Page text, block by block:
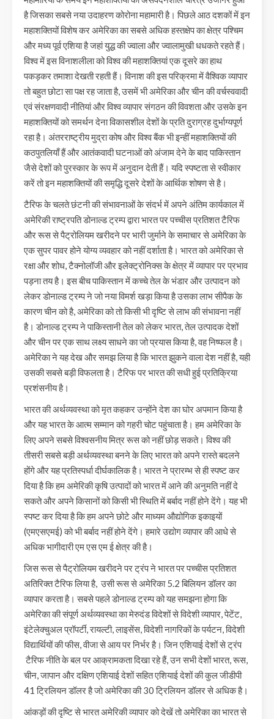
है जिसका सबसे नया उदाहरण कोरोना महामारी है। पिछले आठ दशकों में इन
महाशक्तियों विशेष कर अमेरिका का सबसे अधिक हस्तक्षेप का क्षेत्र पश्चिम
और मध्य पूर्व एशिया है जहां युद्ध की ज्वाला और ज्वालामुखी धधकते रहते हैं।
विश्व में इस विनाशलीला को विश्व की महाशक्तियां एक दूसरे का हाथ
पकड़कर तमाशा देखती रहती हैं। विनाश की इस परिक्रमा में वैश्विक व्यापार
तो बहुत छोटा सा पक्ष रह जाता है, उसमें भी अमेरिका और चीन की वर्चस्ववादी
एवं संरक्षणवादी नीतियां और विश्व व्यापार संगठन की विवशता और उसके इन
महाशक्तियों को समर्थन देना विकासशील देशों के प्रति दुराग्रह दुर्भाग्यपूर्ण
रहा है। अंतरराष्ट्रीय मुद्रा कोष और विश्व बैंक भी इन्हीं महाशक्तियों की
कठपुतलियाँ हैं और आतंकवादी घटनाओं को अंजाम देने के बाद पाकिस्तान
जैसे देशों को पुरस्कार के रूप में अनुदान देती हैं। यदि स्पष्टता से स्वीकार
करें तो इन महाशक्तियों की समृद्धि दूसरे देशों के आर्थिक शोषण से है।
टैरिफ के चलते छंटनी की संभावनाओं के संदर्भ में अपने अंतिम कार्यकाल में
अमेरिकी राष्ट्रपति डोनाल्ड ट्रम्प द्वारा भारत पर पच्चीस प्रतिशत टैरिफ
और रूस से पैट्रोलियम खरीदने पर भारी जुर्माने के समाचार से अमेरिका के
एक सुपर पावर होने योग्य व्यवहार को नहीं दर्शाता है। भारत को अमेरिका से
रक्षा और शोध, टैक्नोलॉजी और इलेक्ट्रोनिक्स के क्षेत्र में व्यापार पर प्रभाव
पड़ना तय है। इस बीच पाकिस्तान में कच्चे तेल के भंडार और उत्पादन को
लेकर डोनाल्ड ट्रम्प ने जो नया विमर्श खड़ा किया है उसका लाभ सीपैक के
कारण चीन को है, अमेरिका को तो किसी भी दृष्टि से लाभ की संभावना नहीं
है। डोनाल्ड ट्रम्प ने पाकिस्तानी तेल को लेकर भारत, तेल उत्पादक देशों
और चीन पर एक साथ लक्ष्य साधने का जो प्रयास किया है, वह निष्फल है।
अमेरिका ने यह देख और समझ लिया है कि भारत झुकने वाला देश नहीं है, यही
उसकी सबसे बड़ी विफलता है। टैरिफ पर भारत की सधी हुई प्रतिक्रिया
प्रशंसनीय है।
भारत की अर्थव्यवस्था को मृत कहकर उन्होंने देश का घोर अपमान किया है
और यह भारत के आत्म सम्मान को गहरी चोट पहुंचाता है। हम अमेरिका के
लिए अपने सबसे विश्वसनीय मित्र रूस को नहीं छोड़ सकते। विश्व की
तीसरी सबसे बड़ी अर्थव्यवस्था बनने के लिए भारत को अपने रास्ते बदलने
होंगे और यह प्रतिस्पर्धा दीर्घकालिक है। भारत ने प्रारम्भ से ही स्पष्ट कर
दिया है कि हम अमेरिकी कृषि उत्पादों को भारत में आने की अनुमति नहीं दे
सकते और अपने किसानों को किसी भी स्थिति में बर्बाद नहीं होने देंगे। यह भी
स्पष्ट कर दिया है कि हम अपने छोटे और माध्यम औद्योगिक इकाइयों
(एमएसएमई) को भी बर्बाद नहीं होने देंगे। हमारे उद्योग व्यापार की आधे से
अधिक भागीदारी एम एस एम ई क्षेत्र की है।
जिस रूस से पैट्रोलियम खरीदने पर ट्रंप ने भारत पर पच्चीस प्रतिशत
अतिरिक्त टैरिफ लिया है, उसी रूस से अमेरिका 5.2 बिलियन डॉलर का
व्यापार करता है। सबसे पहले डोनाल्ड ट्रम्प को यह समझना होगा कि
अमेरिका की संपूर्ण अर्थव्यवस्था का मेरुदंड विदेशों से विदेशी व्यापार, पेटेंट,
इंटेलेक्चुअल प्रॉपर्टी, रायल्टी, लाइसेंस, विदेशी नागरिकों के पर्यटन, विदेशी
विद्यार्थियों की फीस, वीजा से आय पर निर्भर है। जिन एशियाई देशों से ट्रंप
टैरिफ नीति के बल पर आक्रामकता दिखा रहे हैं, उन सभी देशों भारत, रूस,
चीन, जापान और दक्षिण एशियाई देशों सहित एशियाई देशों की कुल जीडीपी
41 ट्रिलियन डॉलर है जो अमेरिका की 30 ट्रिलियन डॉलर से अधिक है।
आंकड़ों की दृष्टि से भारत अमेरिकी व्यापार को देखें तो अमेरिका का भारत से